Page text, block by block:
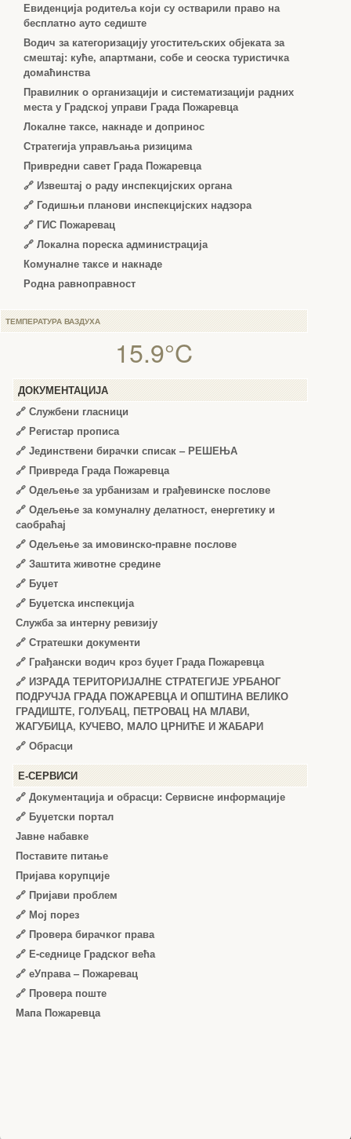
Евиденција родитеља који су остварили право на
бесплатно ауто седиште
Водич за категоризацију угоститељских објеката за
смештај: куће, апартмани, собе и сеоска туристичка
домаћинства
Правилник о организацији и систематизацији радних
места у Градској управи Града Пожаревца
Локалне таксе, накнаде и допринос
Стратегија управљања ризицима
Привредни савет Града Пожаревца
🔗 Извештај о раду инспекцијских органа
🔗 Годишњи планови инспекцијских надзора
🔗 ГИС Пожаревац
🔗 Локална пореска администрација
Комуналне таксе и накнаде
Родна равноправност
ТЕМПЕРАТУРА ВАЗДУХА
15.9°C
ДОКУМЕНТАЦИЈА
🔗 Службени гласници
🔗 Регистар прописа
🔗 Јединствени бирачки списак – РЕШЕЊА
🔗 Привреда Града Пожаревца
🔗 Одељење за урбанизам и грађевинске послове
🔗 Одељење за комуналну делатност, енергетику и
саобраћај
🔗 Одељење за имовинско-правне послове
🔗 Заштита животне средине
🔗 Буџет
🔗 Буџетска инспекција
Служба за интерну ревизију
🔗 Стратешки документи
🔗 Грађански водич кроз буџет Града Пожаревца
🔗 ИЗРАДА ТЕРИТОРИЈАЛНЕ СТРАТЕГИЈЕ УРБАНОГ
ПОДРУЧЈА ГРАДА ПОЖАРЕВЦА И ОПШТИНА ВЕЛИКО
ГРАДИШТЕ, ГОЛУБАЦ, ПЕТРОВАЦ НА МЛАВИ,
ЖАГУБИЦА, КУЧЕВО, МАЛО ЦРНИЋЕ И ЖАБАРИ
🔗 Обрасци
Е-СЕРВИСИ
🔗 Документација и обрасци: Сервисне информације
🔗 Буџетски портал
Јавне набавке
Поставите питање
Пријава корупције
🔗 Пријави проблем
🔗 Мој порез
🔗 Провера бирачког права
🔗 Е-седнице Градског већа
🔗 еУправа – Пожаревац
🔗 Провера поште
Мапа Пожаревца